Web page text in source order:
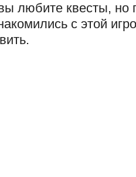
любите квесты, но
с этой